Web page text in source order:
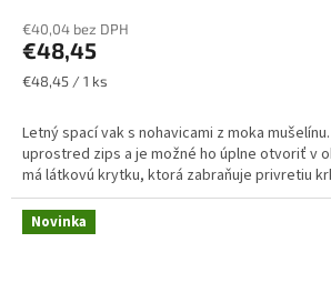
€40,04 bez DPH
€48,45
Jednotková
€48,45 / 1 ks
Letný spací vak s nohavicami z moka
uprostred zips a je možné ho úplne otvoriť v
má látkovú krytku, ktorá zabraňuje privretiu
Novinka